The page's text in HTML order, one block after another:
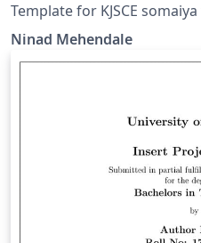
Template for KJSCE
Ninad Mehendale